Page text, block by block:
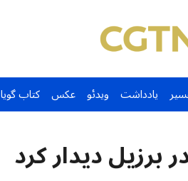
یادداشت ویدئو عکس کتاب گویا
دیدار کرد